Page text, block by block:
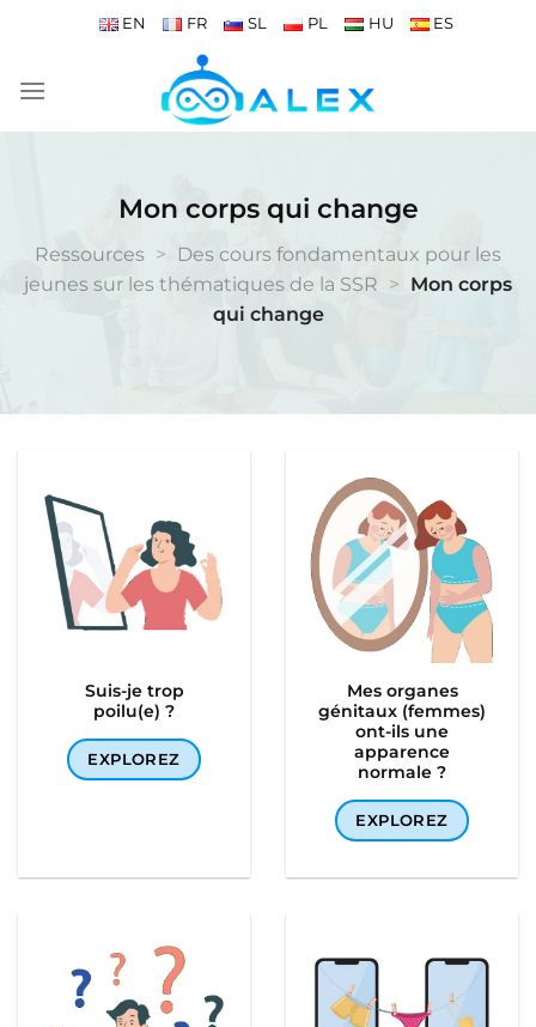
EN FR SL PL HU ES
Mon corps qui change
Ressources >
Des cours fondamentaux pour les
jeunes sur les thématiques de la SSR > Mon corps
qui change
Suis-je trop
poilu(e) ?
EXPLOREZ
Mes organes
génitaux (femmes)
ont-ils une
apparence
normale ?
EXPLOREZ